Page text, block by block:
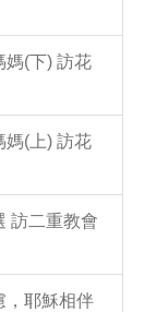
媽(下) 訪花
媽(上) 訪花
訪二重教會
，耶穌相伴